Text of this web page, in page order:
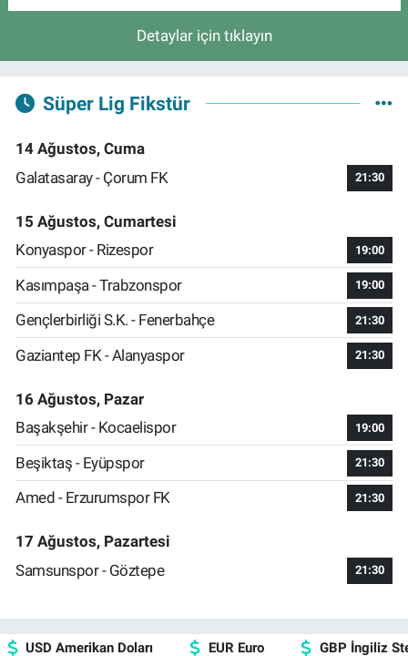
Detaylar için tıklayın
Süper Lig Fikstür
14 Ağustos, Cuma
Galatasaray - Çorum FK
21:30
15 Ağustos, Cumartesi
Konyaspor - Rizespor
19:00
Kasımpaşa - Trabzonspor 19:00
Gençlerbirliği S.K. - Fenerbahçe 21:30
Gaziantep FK - Alanyaspor 21:30
16 Ağustos, Pazar
Başakşehir - Kocaelispor
19:00
Beşiktaş - Eyüpspor 21:30
Amed - Erzurumspor FK 21:30
17 Ağustos, Pazartesi
Samsunspor - Göztepe
21:30
USD Amerikan Doları
EUR Euro
GBP İngiliz